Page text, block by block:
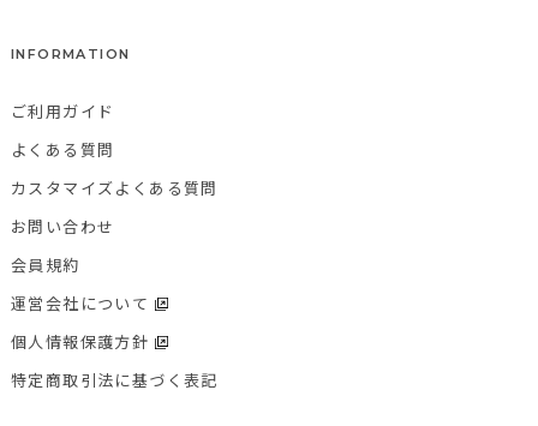
INFORMATION
ご利用ガイド
よくある質問
カスタマイズよくある質問
お問い合わせ
会員規約
運営会社について
個人情報保護方針
特定商取引法に基づく表記